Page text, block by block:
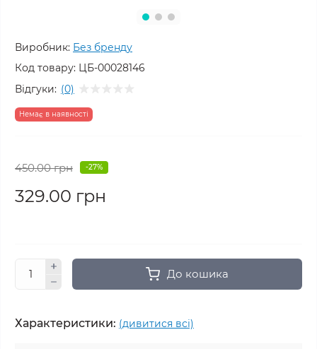
Виробник: Без бренду
Код товару: ЦБ-00028146
Відгуки: (0)
Немає в наявності
450.00 грн -27%
329.00 грн
До кошика
Характеристики: (дивитися всі)